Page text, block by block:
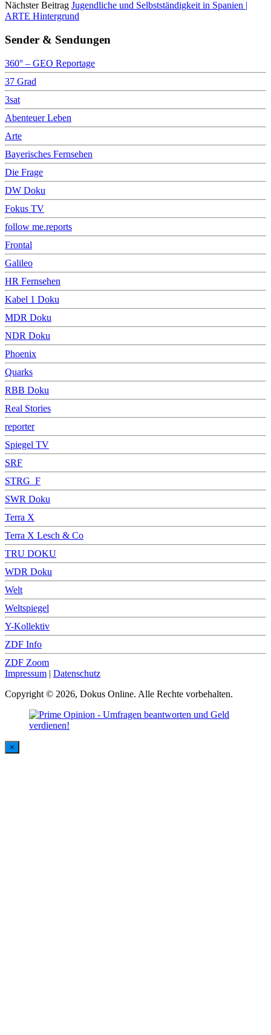
Nächster Beitrag Jugendliche und Selbstständigkeit in Spanien |
ARTE Hintergrund
Sender & Sendungen
360° – GEO Reportage
37 Grad
3sat
Abenteuer Leben
Arte
Bayerisches Fernsehen
Die Frage
DW Doku
Fokus TV
follow me.reports
Frontal
Galileo
HR Fernsehen
Kabel 1 Doku
MDR Doku
NDR Doku
Phoenix
Quarks
RBB Doku
Real Stories
reporter
Spiegel TV
SRF
STRG_F
SWR Doku
Terra X
Terra X Lesch & Co
TRU DOKU
WDR Doku
Welt
Weltspiegel
Y-Kollektiv
ZDF Info
ZDF Zoom
Impressum | Datenschutz
Copyright © 2026, Dokus Online. Alle Rechte vorbehalten.
×